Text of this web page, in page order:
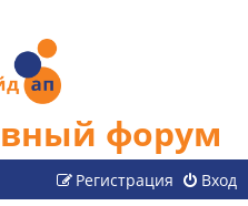
форум
Вход
Регистрация